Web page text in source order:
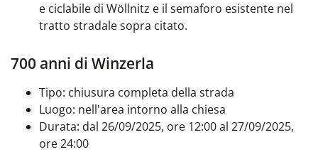
e ciclabile di Wöllnitz e il semaforo esistente nel
tratto stradale sopra citato.
700 anni di Winzerla
Tipo: chiusura completa della strada
Luogo: nell'area intorno alla chiesa
Durata: dal 26/09/2025, ore 12:00 al 27/09/2025,
ore 24:00